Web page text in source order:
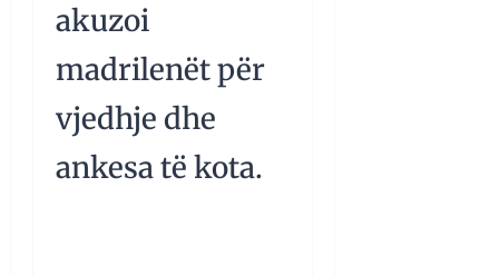
akuzoi
madrilenët për
vjedhje dhe
ankesa të kota.